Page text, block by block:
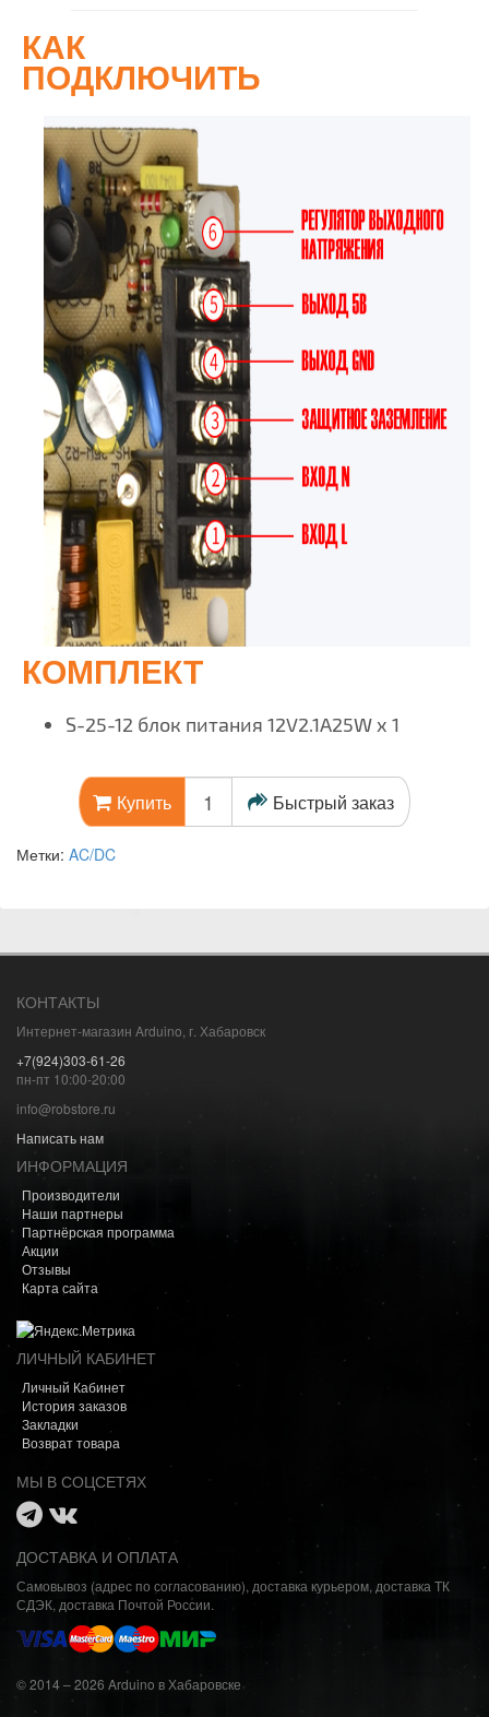
КАК
ПОДКЛЮЧИТЬ
КОМПЛЕКТ
S-25-12 блок питания 12V2.1A25W х 1
Купить Быстрый заказ
Метки: AC/DC
КОНТАКТЫ
Интернет-магазин Arduino, г. Хабаровск
+7(924)303-61-26
пн-пт 10:00-20:00
info@robstore.ru
Написать нам
ИНФОРМАЦИЯ
Производители
Наши партнеры
Партнёрская программа
Акции
Отзывы
Карта сайта
ЛИЧНЫЙ КАБИНЕТ
Личный Кабинет
История заказов
Закладки
Возврат товара
МЫ В СОЦСЕТЯХ
ДОСТАВКА И ОПЛАТА
Самовывоз (адрес по согласованию), доставка курьером, доставка ТК
СДЭК, доставка Почтой России.
© 2014 – 2026 Arduino в Хабаровске